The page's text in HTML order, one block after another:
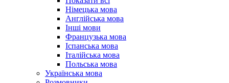
Німецька мова
Англійська мова
Інші мови
Французька мова
Іспанська мова
Італійська мова
Польська мова
Українська мова